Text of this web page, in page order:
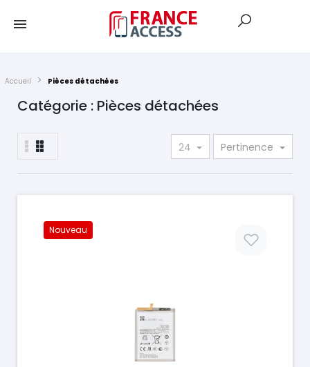
Accueil Pièces détachées
Catégorie : Pièces détachées
24 Pertinence
Nouveau